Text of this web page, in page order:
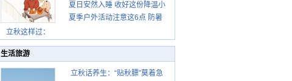
立秋这样过：
这些前兆要知道
夏日安然入睡 收好这份降温小
贴士
夏季户外活动注意这6点 防暑
生活旅游
立秋话养生：“贴秋膘”莫着急